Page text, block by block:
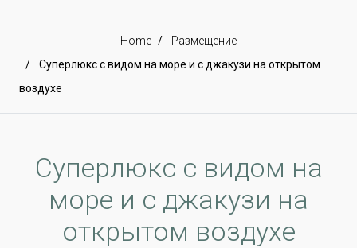
Home
Размещение
Суперлюкс с видом на море и с джакузи на открытом
воздухе
Суперлюкс с видом на
море и с джакузи на
открытом воздухе